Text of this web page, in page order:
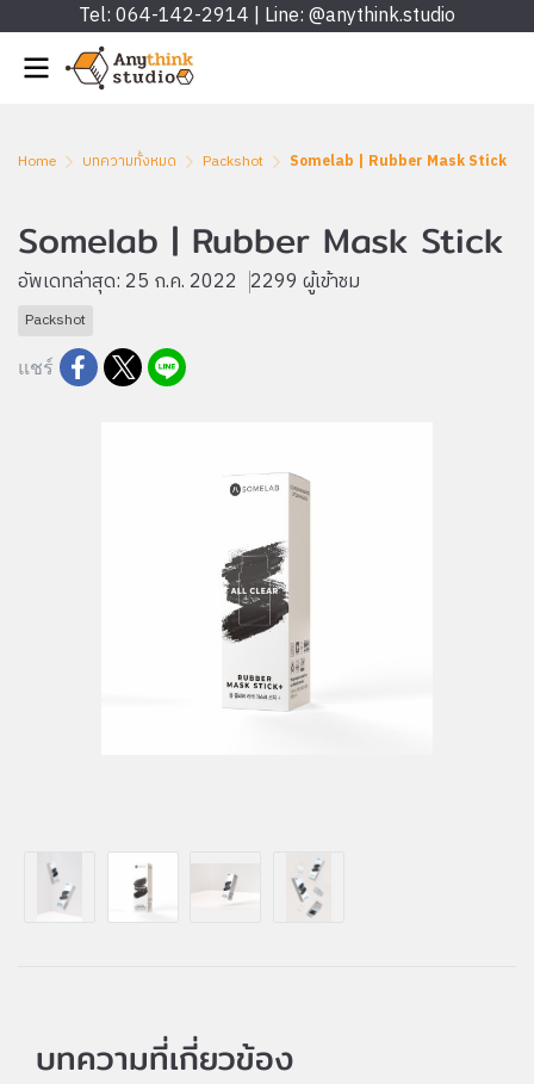
Tel: 064-142-2914 | Line: @anythink.studio
Home บทความทั้งหมด Packshot Somelab | Rubber Mask Stick
Somelab | Rubber Mask Stick
อัพเดทล่าสุด: 25 ก.ค. 2022 2299 ผู้เข้าชม
Packshot
แชร์
บทความที่เกี่ยวข้อง